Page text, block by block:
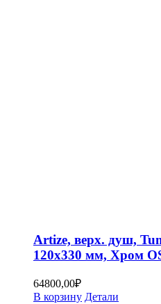
Artize, верх. душ,
120х330 мм, Хром
64800,00₽
В корзину Детали